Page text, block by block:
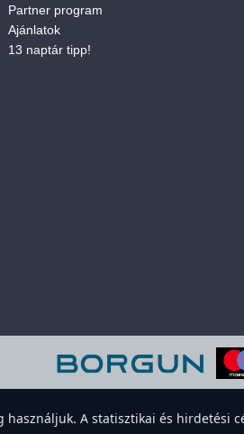
Partner program
Ajánlatok
13 naptár tipp!
A statisztikai és hirdetési